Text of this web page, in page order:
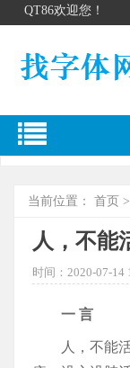
QT86欢迎您！
当前位置： 首页 >
人，不能
时间：2020-07-14
一 言
人，不能